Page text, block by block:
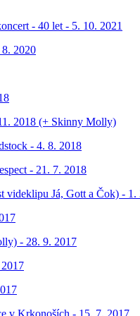
- 40 let - 5. 10. 2021
2020
2018 (+ Skinny Molly)
- 4. 8. 2018
- 21. 7. 2018
videklipu Já, Gott a Čok) - 1.
- 28. 9. 2017